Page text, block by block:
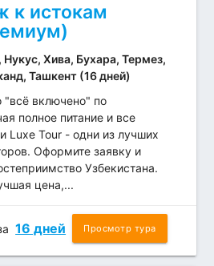
к истокам
Хива, Бухара, Термез,
Ташкент (16 дней)
"всё включено" по
полное питание и все
Luxe Tour - одни из лучших
Оформите заявку и
Узбекистана.
цена,...
16 дней Просмотр тура